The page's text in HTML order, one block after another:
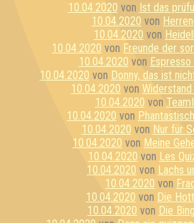
10.04.2020 von Ist das
10.04.2020 von
10.04.2020 von
10.04.2020 von Freunde der
10.04.2020 von
10.04.2020 von Donny, das ist
10.04.2020 von
10.04.2020 von
10.04.2020 von
10.04.2020 von Nur für
10.04.2020 von Meine
10.04.2020 von Les
10.04.2020 von Lachs
10.04.2020 von
10.04.2020 von Die
10.04.2020 von Die